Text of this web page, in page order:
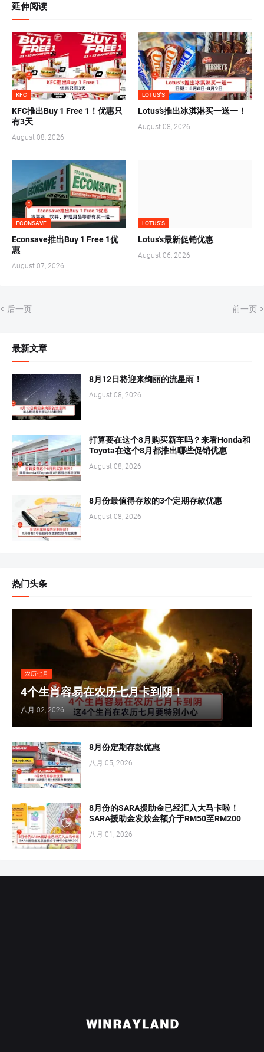
延伸阅读
KFC
KFC推出Buy 1 Free 1！优惠只
有3天
August 08, 2026
LOTUS'S
Lotus’s推出冰淇淋买一送一！
August 08, 2026
ECONSAVE
Econsave推出Buy 1 Free 1优
惠
August 07, 2026
LOTUS'S
Lotus's最新促销优惠
August 06, 2026
后一页 前一页
最新文章
8月12日将迎来绚丽的流星雨！
August 08, 2026
打算要在这个8月购买新车吗？来看Honda和
Toyota在这个8月都推出哪些促销优惠
August 08, 2026
8月份最值得存放的3个定期存款优惠
August 08, 2026
热门头条
农历七月
4个生肖容易在农历七月卡到阴！
八月 02, 2026
8月份定期存款优惠
八月 05, 2026
8月份的SARA援助金已经汇入大马卡啦！
SARA援助金发放金额介于RM50至RM200
八月 01, 2026